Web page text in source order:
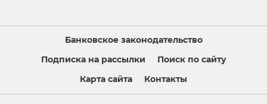
Банковское законодательство
Подписка на рассылки
Поиск по сайту
Карта сайта
Контакты